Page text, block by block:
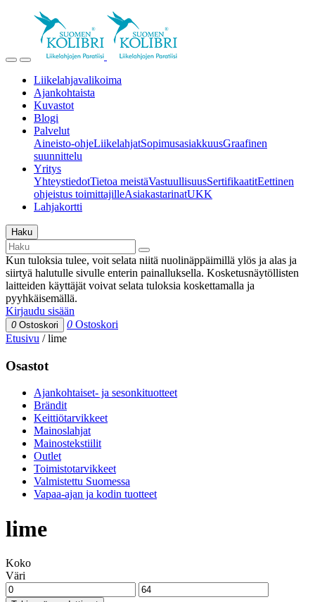
Liikelahjavalikoima
Ajankohtaista
Kuvastot
Blogi
Palvelut
Aineisto-ohjeLiikelahjatSopimusasiakkuusGraafinen
suunnittelu
Yritys
YhteystiedotTietoa meistäVastuullisuusSertifikaatitEettinen
ohjeistus toimittajilleAsiakastarinatUKK
Lahjakortti
Haku
Kun tuloksia tulee, voit selata niitä nuolinäppäimillä ylös ja alas ja
siirtyä halutulle sivulle enterin painalluksella. Kosketusnäytöllisten
laitteiden käyttäjät voivat selata tuloksia koskettamalla ja
pyyhkäisemällä.
Kirjaudu sisään
0 Ostoskori 0 Ostoskori
Etusivu /lime
Osastot
Ajankohtaiset- ja sesonkituotteet
Brändit
Keittiötarvikkeet
Mainoslahjat
Mainostekstiilit
Outlet
Toimistotarvikkeet
Valmistettu Suomessa
Vapaa-ajan ja kodin tuotteet
lime
Koko
Väri